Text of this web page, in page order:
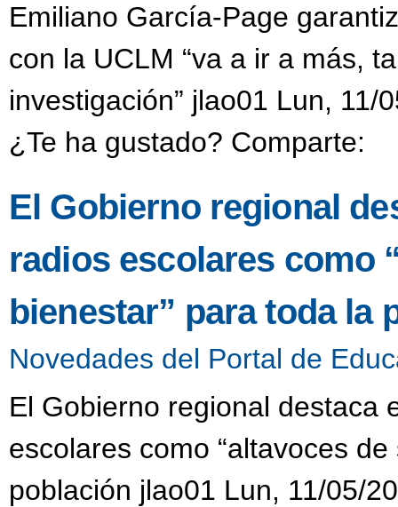
Emiliano García-Page
con la UCLM “va a ir a más,
investigación” jlao01 Lun, 11/
¿Te ha gustado? Comparte:
El Gobierno regional
radios escolares como
bienestar” para toda la
Novedades del Portal de
El Gobierno regional destaca
escolares como “altavoces
población jlao01 Lun, 11/05/